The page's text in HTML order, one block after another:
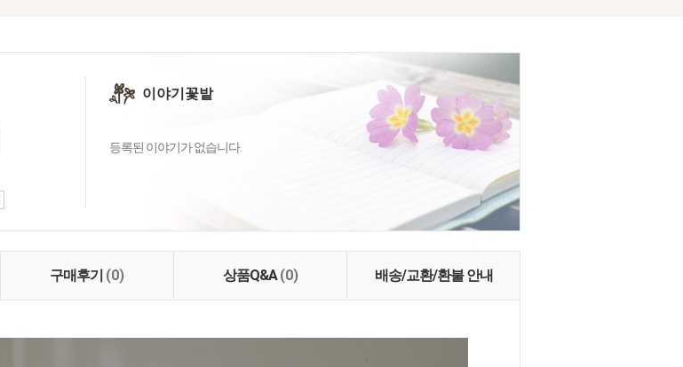
이야기꽃밭
등록된 이야기가 없습니다.
구매후기 (0) 상품Q&A(0) 배송/교환/환불 안내